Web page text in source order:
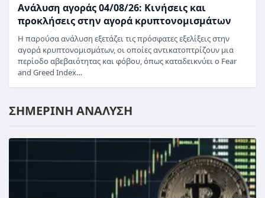
Ανάλυση αγοράς 04/08/26: Κινήσεις και
προκλήσεις στην αγορά κρυπτονομισμάτων
Η παρούσα ανάλυση εξετάζει τις πρόσφατες εξελίξεις στην
αγορά κρυπτονομισμάτων, οι οποίες αντικατοπτρίζουν μια
περίοδο αβεβαιότητας και φόβου, όπως καταδεικνύει ο Fear
and Greed Index…
ΣΗΜΕΡΙΝΗ ΑΝΑΛΥΣΗ